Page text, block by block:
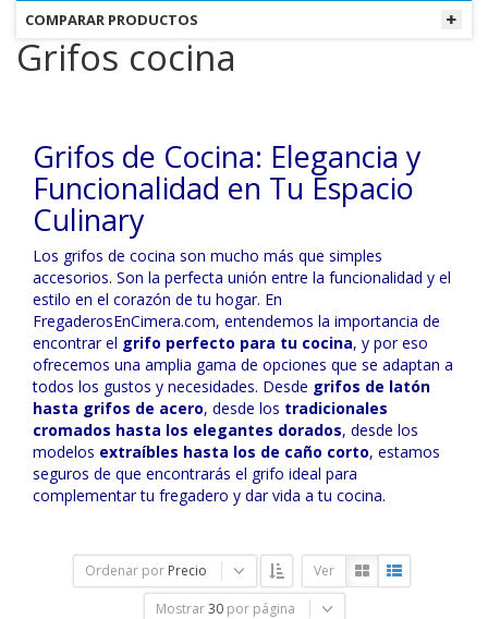
COMPARAR PRODUCTOS
Grifos cocina
Grifos de Cocina: Elegancia y
Funcionalidad en Tu Espacio
Culinary
Los grifos de cocina son mucho más que simples
accesorios. Son la perfecta unión entre la funcionalidad y el
estilo en el corazón de tu hogar. En
FregaderosEnCimera.com, entendemos la importancia de
encontrar el grifo perfecto para tu cocina, y por eso
ofrecemos una amplia gama de opciones que se adaptan a
todos los gustos y necesidades. Desde grifos de latón
hasta grifos de acero, desde los tradicionales
cromados hasta los elegantes dorados, desde los
modelos extraíbles hasta los de caño corto, estamos
seguros de que encontrarás el grifo ideal para
complementar tu fregadero y dar vida a tu cocina.
Ordenar por Precio Ver
Mostrar 30 por página